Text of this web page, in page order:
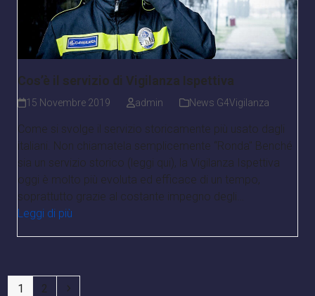
Cos’è il servizio di Vigilanza Ispettiva
15 Novembre 2019 admin News G4Vigilanza
Come si svolge il servizio storicamente più usato dagli
italiani. Non chiamatela semplicemente “Ronda" Benché
sia un servizio storico (leggi qui), la Vigilanza Ispettiva
oggi è molto più evoluta ed efficace di un tempo,
soprattutto grazie al costante impegno degli…
Leggi di più
Pagina
1 Pagina
2